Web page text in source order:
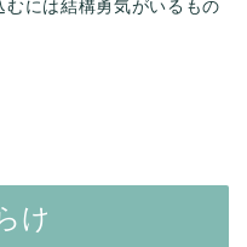
には結構勇気がいるもの
け